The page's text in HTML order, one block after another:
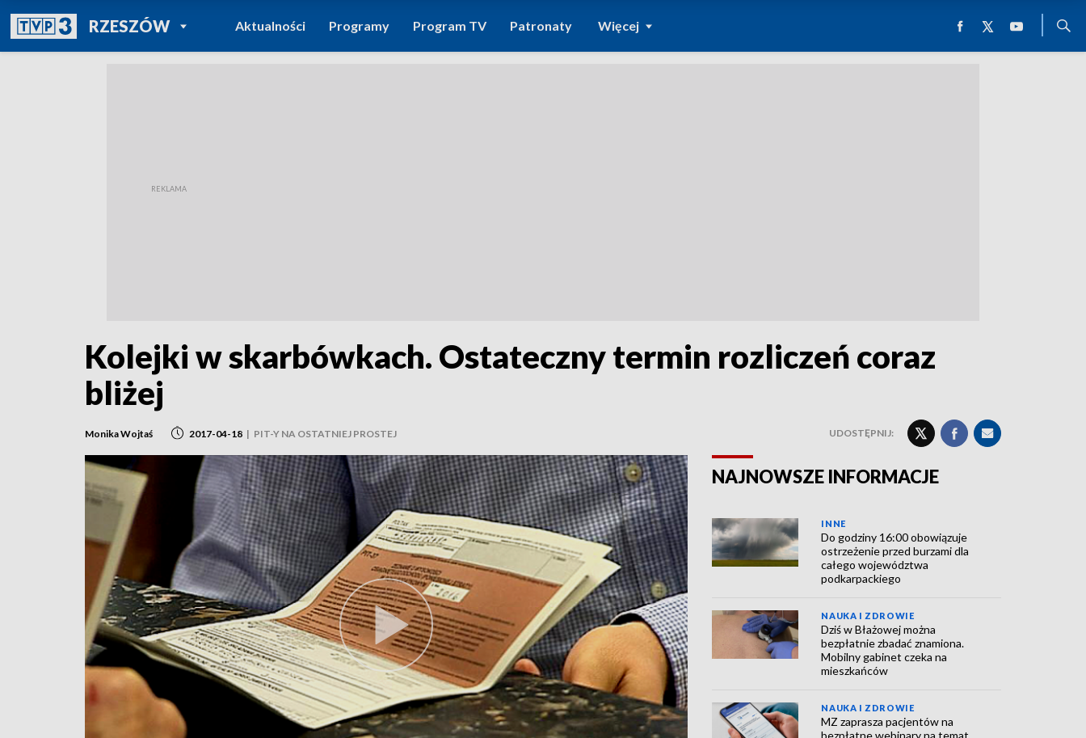
RZESZÓWPOWRÓT DO
TVP REGIONY
Aktualności Programy Program TV Patronaty Więcej
Kolejki w skarbówkach. Ostateczny termin rozliczeń coraz
bliżej
Monika Wojtaś 2017-04-18 | PIT-Y NA OSTATNIEJ PROSTEJ UDOSTĘPNIJ:
NAJNOWSZE INFORMACJE
INNE
Do godziny 16:00 obowiązuje
ostrzeżenie przed burzami dla
całego województwa
podkarpackiego
NAUKA I ZDROWIE
Dziś w Błażowej można
bezpłatnie zbadać znamiona.
Mobilny gabinet czeka na
mieszkańców
NAUKA I ZDROWIE
MZ zaprasza pacjentów na
bezpłatne webinary na temat